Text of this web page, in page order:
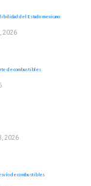
del Estado mexicano
2026
de combustibles
2026
de combustibles